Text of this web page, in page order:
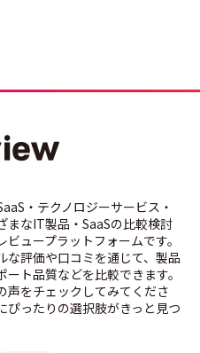
・テクノロジーサービス・
まなIT製品・SaaSの比較検討
ュープラットフォームです。
な評価や口コミを通じて、製品
ト品質などを比較できます。
声をチェックしてみてくださ
ぴったりの選択肢がきっと見つ